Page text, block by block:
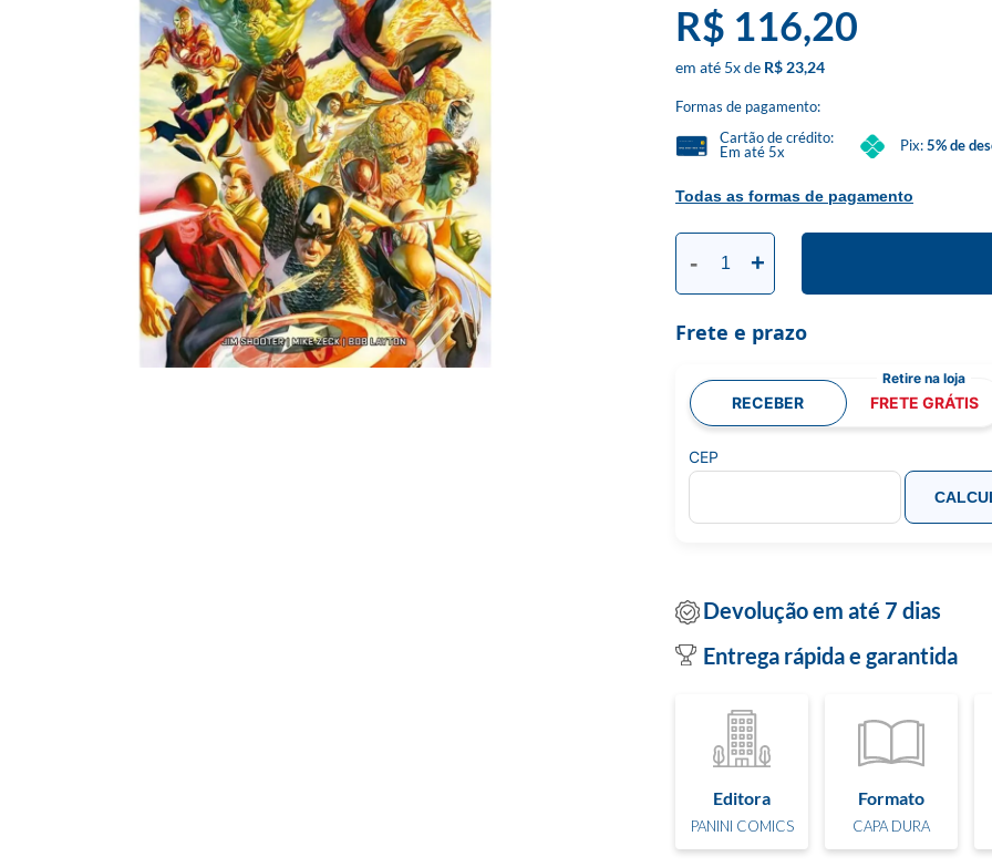
R$ 116,20
5x R$ 23,24
Formas de pagamento:
Todas as formas de pagamento
Cartão de crédito:
Em até 5x
Pix:5% de
- +
Frete e prazo
RECEBER FRETE GRÁTIS
CEP
Devolução em até 7 dias
Entrega rápida e garantida
Editora
PANINI COMICS
Formato
CAPA DURA